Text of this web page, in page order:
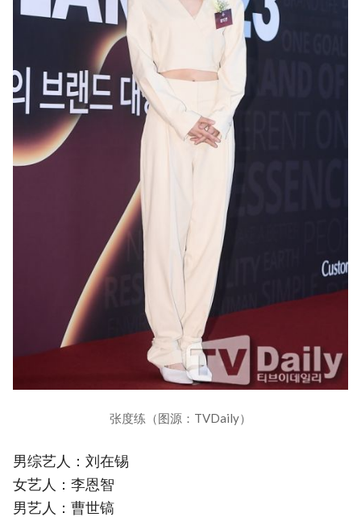
张度练（图源：TVDaily）
男综艺人：刘在锡
女艺人：李恩智
男艺人：曹世镐